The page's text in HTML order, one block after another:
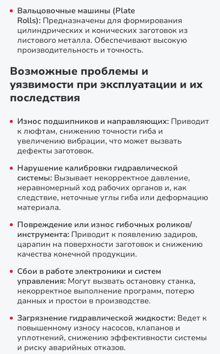
Вальцовочные машины (Plate
Rolls): Предназначены для формирования
цилиндрических и конических заготовок из
листового металла. Обеспечивают высокую
производительность и точность.
Возможные проблемы и
уязвимости при эксплуатации и их
последствия
Износ подшипников и направляющих: Приводит
к люфтам, снижению точности гиба и
увеличению вибрации, что может вызвать
дефекты заготовок.
Нарушение калибровки гидравлической
системы: Вызывает некорректное давление,
неравномерный ход рабочих органов и, как
следствие, неточные углы гиба или деформацию
материала.
Повреждение или износ гибочных роликов/
инструмента: Приводит к появлению задиров,
царапин на поверхности заготовок и снижению
качества конечной продукции.
Сбои в работе электроники и систем
управления: Могут вызвать остановку станка,
некорректное выполнение программ, потерю
данных и простои в производстве.
Загрязнение гидравлической жидкости: Ведет к
повышенному износу насосов, клапанов и
уплотнений, снижению эффективности системы
и риску аварийных отказов.